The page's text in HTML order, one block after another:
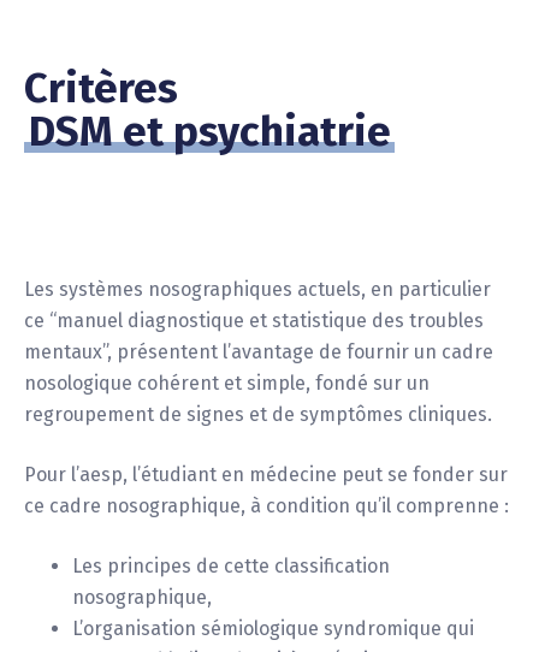
Critères
DSM et psychiatrie
Les systèmes nosographiques actuels, en particulier
ce “manuel diagnostique et statistique des troubles
mentaux”, présentent l’avantage de fournir un cadre
nosologique cohérent et simple, fondé sur un
regroupement de signes et de symptômes cliniques.
Pour l’aesp, l’étudiant en médecine peut se fonder sur
ce cadre nosographique, à condition qu’il comprenne :
Les principes de cette classification
nosographique,
L’organisation sémiologique syndromique qui